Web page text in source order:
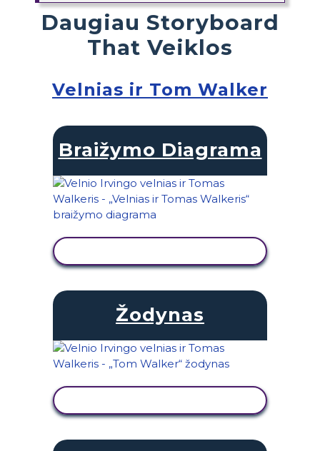
Daugiau Storyboard
That Veiklos
Velnias ir Tom Walker
Braižymo Diagrama
Žodynas